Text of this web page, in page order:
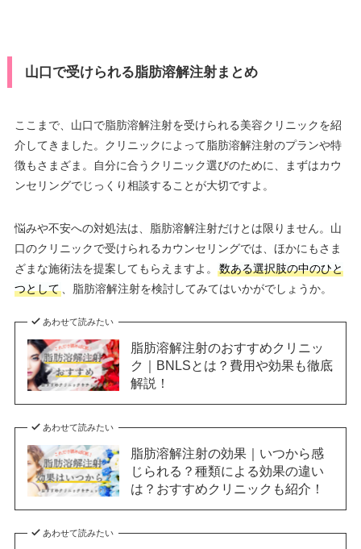
山口で受けられる脂肪溶解注射まとめ
ここまで、山口で脂肪溶解注射を受けられる美容クリニックを紹
介してきました。クリニックによって脂肪溶解注射のプランや特
徴もさまざま。自分に合うクリニック選びのために、まずはカウ
ンセリングでじっくり相談することが大切ですよ。
悩みや不安への対処法は、脂肪溶解注射だけとは限りません。山
口のクリニックで受けられるカウンセリングでは、ほかにもさま
ざまな施術法を提案してもらえますよ。
数ある選択肢の中のひと
つとして、脂肪溶解注射を検討してみてはいかがでしょうか。
あわせて読みたい
脂肪溶解注射のおすすめクリニッ
ク｜BNLSとは？費用や効果も徹底
解説！
あわせて読みたい
脂肪溶解注射の効果｜いつから感
じられる？種類による効果の違い
は？おすすめクリニックも紹介！
あわせて読みたい